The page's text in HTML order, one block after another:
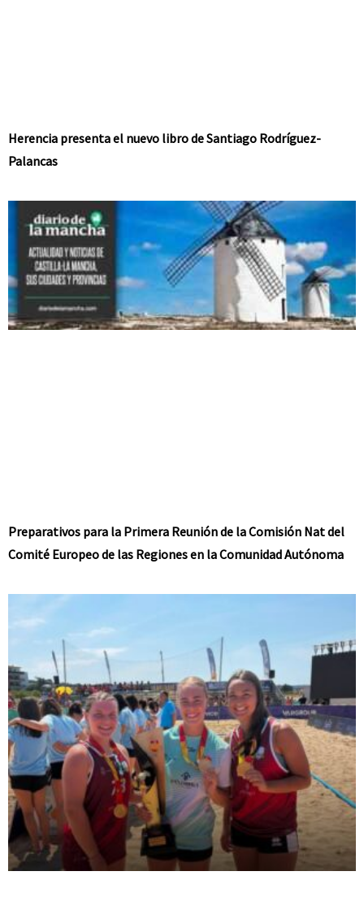
Herencia presenta el nuevo libro de Santiago Rodríguez-
Palancas
Preparativos para la Primera Reunión de la Comisión Nat del
Comité Europeo de las Regiones en la Comunidad Autónoma